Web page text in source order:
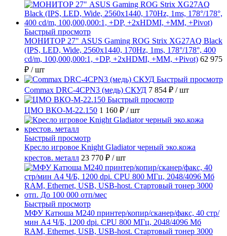
Быстрый просмотр
МОНИТОР 27" ASUS Gaming ROG Strix XG27AQ Black
(IPS, LED, Wide, 2560x1440, 170Hz, 1ms, 178°/178°, 400
cd/m, 100,000,000:1, +DP, +2хHDMI, +MM, +Pivot) 62 975
₽ / шт
Быстрый просмотр
Commax DRC-4CPN3 (медь) СКУД 7 854 ₽ / шт
Быстрый просмотр
ЦМО ВКО-М-22.150 1 160 ₽ / шт
Быстрый просмотр
Кресло игровое Knight Gladiator черный эко.кожа
крестов. металл 23 770 ₽ / шт
Быстрый просмотр
МФУ Катюша M240 принтер/копир/сканер/факс, 40 стр/
мин А4 Ч/Б, 1200 dpi. CPU 800 МГц, 2048/4096 Мб
RAM, Ethernet, USB, USB-host. Стартовый тонер 3000